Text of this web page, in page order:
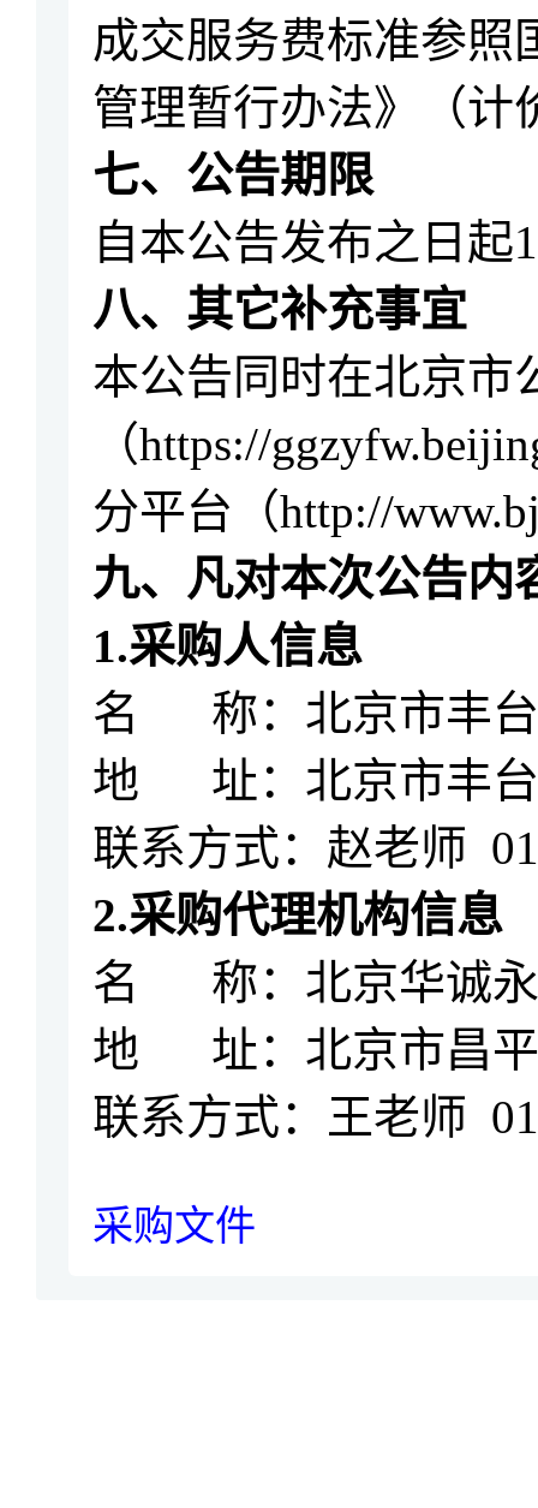
成交服务费标准参照
管理暂行办法》（计
七、公告期限
自本公告发布之日起
八、其它补充事宜
本公告同时在北京市
（https://
分平台 （http://
九、凡对本次公告内
1.采购人信息
名
称：北京市丰
地
址：北京市丰
联系方式： 赵老师
2.采购代理机构信息
名
称：北京华诚
地
址：北京市昌
联系方式： 王老师
采购文件